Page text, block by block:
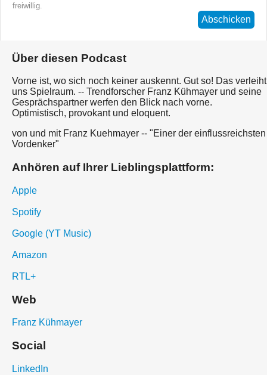
freiwillig.
Abschicken
Über diesen Podcast
Vorne ist, wo sich noch keiner auskennt. Gut so! Das verleiht
uns Spielraum. -- Trendforscher Franz Kühmayer und seine
Gesprächspartner werfen den Blick nach vorne.
Optimistisch, provokant und eloquent.
von und mit Franz Kuehmayer -- "Einer der einflussreichsten
Vordenker"
Anhören auf Ihrer Lieblingsplattform:
Apple
Spotify
Google (YT Music)
Amazon
RTL+
Web
Franz Kühmayer
Social
LinkedIn